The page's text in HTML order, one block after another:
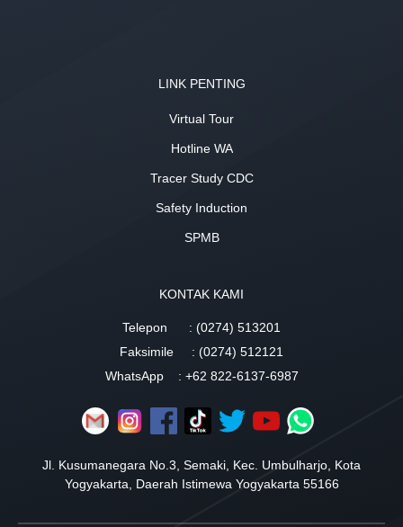
LINK PENTING
Virtual Tour
Hotline WA
Tracer Study CDC
Safety Induction
SPMB
KONTAK KAMI
Telepon
: (0274) 513201
Faksimile
: (0274) 512121
WhatsApp
: +62 822-6137-6987
Jl. Kusumanegara No.3, Semaki, Kec. Umbulharjo, Kota
Yogyakarta, Daerah Istimewa Yogyakarta 55166